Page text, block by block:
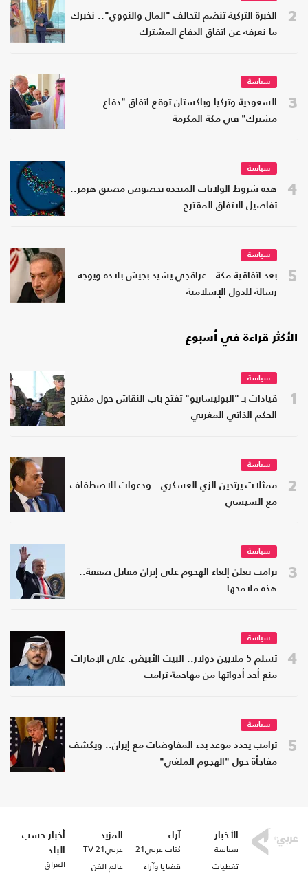
2
الخبرة التركية تنضم لتحالف "المال والنووي".. نخبرك
ما نعرفه عن اتفاق الدفاع المشترك
3
سياسة
السعودية وتركيا وباكستان توقع اتفاق "دفاع
مشترك" في مكة المكرمة
4
سياسة
هذه شروط الولايات المتحدة بخصوص مضيق هرمز..
تفاصيل الاتفاق المقترح
5
سياسة
بعد اتفاقية مكة.. عراقجي يشيد بجيش بلاده ويوجه
رسالة للدول الإسلامية
الأكثر قراءة في أسبوع
1
سياسة
قيادات بـ "البوليساريو" تفتح باب النقاش حول مقترح
الحكم الذاتي المغربي
2
سياسة
ممثلات يرتدين الزي العسكري.. ودعوات للاصطفاف
مع السيسي
3
سياسة
ترامب يعلن إلغاء الهجوم على إيران مقابل صفقة..
هذه ملامحها
4
سياسة
تسلم 5 ملايين دولار.. البيت الأبيض: على الإمارات
منع أحد أدواتها من مهاجمة ترامب
5
سياسة
ترامب يحدد موعد بدء المفاوضات مع إيران.. ويكشف
مفاجأة حول "الهجوم الملغي"
الأخبار
سياسة
تغطيات
آراء
كتاب عربي21
قضايا وآراء
المزيد
عربي21 TV
عالم الفن
أخبار حسب
البلد
العراق